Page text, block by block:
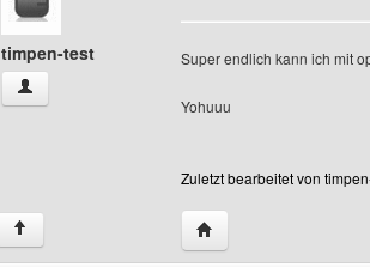
timpen-test
timpen-test Benutzer-Profile anzeigen
Super endlich kann ich mit
Yohuuu
Zuletzt bearbeitet von
↑ Website dieses